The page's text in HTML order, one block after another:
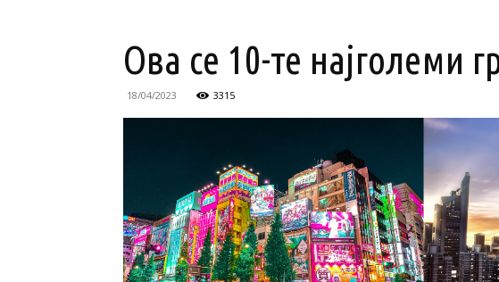
Ова се 10-те најголеми
18/04/2023 3315